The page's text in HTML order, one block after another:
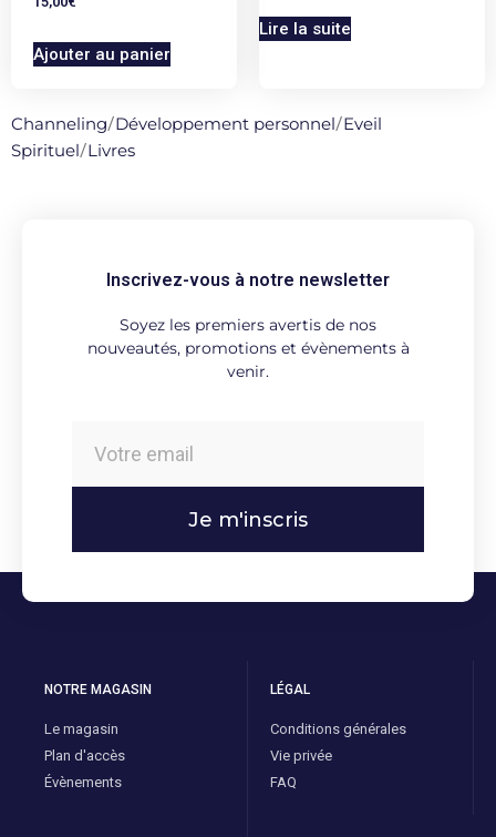
Ajouter au panier
Lire la suite
Channeling/Développement personnel/Eveil
Spirituel/Livres
Inscrivez-vous à notre newsletter
Soyez les premiers avertis de nos
nouveautés, promotions et évènements à
venir.
Je m'inscris
NOTRE MAGASIN
Le magasin
Plan d'accès
Évènements
LÉGAL
Conditions générales
Vie privée
FAQ